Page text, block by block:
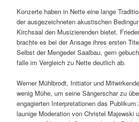
Konzerte haben in Nette eine lange
der ausgezeichneten akustischen
Kirchsaal den Musizierenden bietet.
brachte es bei der Ansage ihres ersten
Selbst der Mengeder Saalbau, gern
falle im Vergleich zu Nette deutlich ab.
Werner Mühlbrodt, Initiator und
wenig Mühe, um seine Sängerschar zu
engagierten Interpretationen das
launige Moderation von Christel Majewski